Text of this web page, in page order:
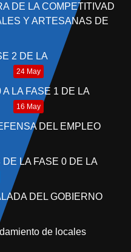
DE LA COMPETITIVAD
Y ARTESANAS DE
2 DE LA
24 May
LA FASE 1 DE LA
16 May
DEL EMPLEO
LA FASE 0 DE LA
DEL GOBIERNO
de locales